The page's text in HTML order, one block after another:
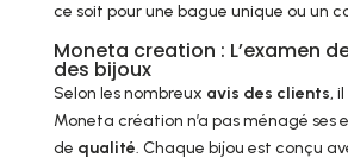
ce soit pour une bague unique ou un
Moneta creation : L’examen
des bijoux
Selon les nombreux avis des clients,
Moneta création n’a pas ménagé ses
de qualité. Chaque bijou est conçu